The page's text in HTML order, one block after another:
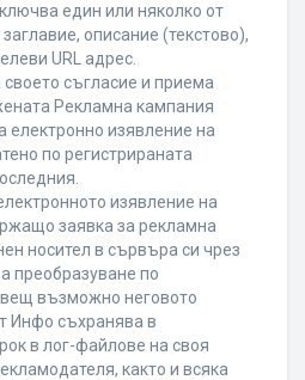
един или няколко от
описание (текстово),
URL адрес.
съгласие и приема
Рекламна кампания
изявление на
по регистрираната
изявление на
заявка за рекламна
носител в сървъра си чрез
преобразуване по
възможно неговото
Инфо съхранява в
в лог-файлове на своя
както и всяка